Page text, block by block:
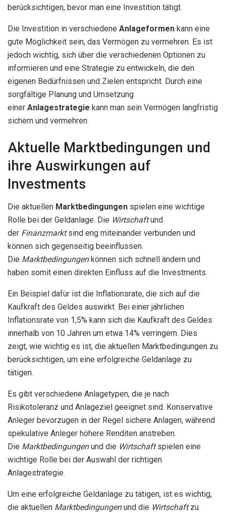
berücksichtigen, bevor man eine Investition tätigt.
Die Investition in verschiedene Anlageformen kann eine
gute Möglichkeit sein, das Vermögen zu vermehren. Es ist
jedoch wichtig, sich über die verschiedenen Optionen zu
informieren und eine Strategie zu entwickeln, die den
eigenen Bedürfnissen und Zielen entspricht. Durch eine
sorgfältige Planung und Umsetzung
einer Anlagestrategie kann man sein Vermögen langfristig
sichern und vermehren.
Aktuelle Marktbedingungen und
ihre Auswirkungen auf
Investments
Die aktuellen Marktbedingungen spielen eine wichtige
Rolle bei der Geldanlage. Die Wirtschaftund
der Finanzmarktsind eng miteinander verbunden und
können sich gegenseitig beeinflussen.
Die Marktbedingungenkönnen sich schnell ändern und
haben somit einen direkten Einfluss auf die Investments.
Ein Beispiel dafür ist die Inflationsrate, die sich auf die
Kaufkraft des Geldes auswirkt. Bei einer jährlichen
Inflationsrate von 1,5% kann sich die Kaufkraft des Geldes
innerhalb von 10 Jahren um etwa 14% verringern. Dies
zeigt, wie wichtig es ist, die aktuellen Marktbedingungen zu
berücksichtigen, um eine erfolgreiche Geldanlage zu
tätigen.
Es gibt verschiedene Anlagetypen, die je nach
Risikotoleranz und Anlageziel geeignet sind. Konservative
Anleger bevorzugen in der Regel sichere Anlagen, während
spekulative Anleger höhere Renditen anstreben.
Die Marktbedingungenund die Wirtschaftspielen eine
wichtige Rolle bei der Auswahl der richtigen
Anlagestrategie.
Um eine erfolgreiche Geldanlage zu tätigen, ist es wichtig,
die aktuellen Marktbedingungenund die Wirtschaftzu